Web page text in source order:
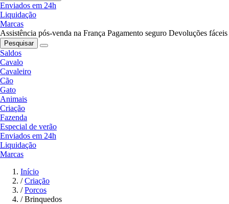
Enviados em 24h
Liquidação
Marcas
Assistência pós-venda na França Pagamento seguro Devoluções fáceis
Pesquisar
Saldos
Cavalo
Cavaleiro
Cão
Gato
Animais
Criação
Fazenda
Especial de verão
Enviados em 24h
Liquidação
Marcas
Início
/ Criação
/ Porcos
/ Brinquedos